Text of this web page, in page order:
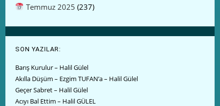
Temmuz 2025 (237)
SON YAZILAR:
Barış Kurulur – Halil Gülel
Akılla Düşüm – Ezgim TUFAN’a – Halil Gülel
Geçer Sabret – Halil Gülel
Acıyı Bal Ettim – Halil GÜLEL